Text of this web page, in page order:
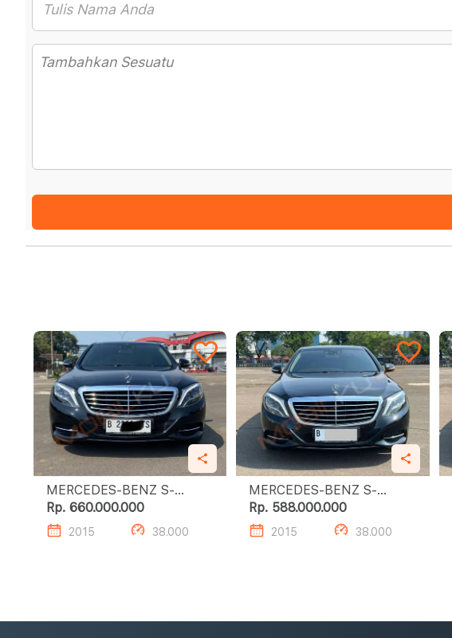
MERCEDES-BENZ S-
CLASS S400 L
Rp. 660.000.000
2015 38.000
MERCEDES-BENZ S-
CLASS S400 L
Rp. 588.000.000
2015 38.000